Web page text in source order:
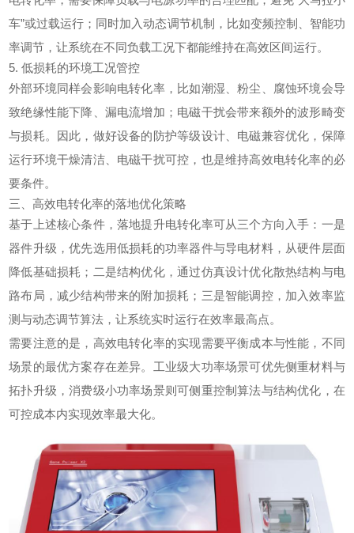
车”或过载运行；同时加入动态调节机制，比如变频控制、智能功
率调节，让系统在不同负载工况下都能维持在高效区间运行。
5. 低损耗的环境工况管控
外部环境同样会影响电转化率，比如潮湿、粉尘、腐蚀环境会导
致绝缘性能下降、漏电流增加；电磁干扰会带来额外的波形畸变
与损耗。因此，做好设备的防护等级设计、电磁兼容优化，保障
运行环境干燥清洁、电磁干扰可控，也是维持高效电转化率的必
要条件。
三、高效电转化率的落地优化策略
基于上述核心条件，落地提升电转化率可从三个方向入手：一是
器件升级，优先选用低损耗的功率器件与导电材料，从硬件层面
降低基础损耗；二是结构优化，通过仿真设计优化散热结构与电
路布局，减少结构带来的附加损耗；三是智能调控，加入效率监
测与动态调节算法，让系统实时运行在效率最高点。
需要注意的是，高效电转化率的实现需要平衡成本与性能，不同
场景的最优方案存在差异。工业级大功率场景可优先侧重材料与
拓扑升级，消费级小功率场景则可侧重控制算法与结构优化，在
可控成本内实现效率最大化。